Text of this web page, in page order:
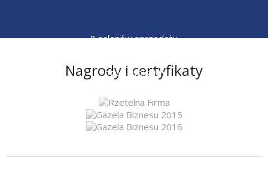
8 salonów sprzedaży
ogólnopolskich
Nagrody i certyfikaty